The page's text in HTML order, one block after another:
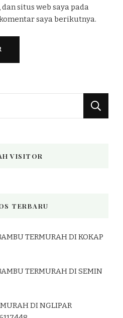
situs web saya pada
saya berikutnya.
VISITOR
TERBARU
TERMURAH DI KOKAP
TERMURAH DI SEMIN
DI NGLIPAR